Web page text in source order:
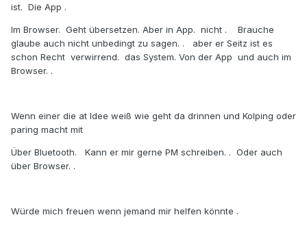
ist. Die App .
Im Browser. Geht übersetzen. Aber in App. nicht . Brauche
glaube auch nicht unbedingt zu sagen. . aber er Seitz ist es
schon Recht verwirrend. das System. Von der App und auch im
Browser. .
Wenn einer die at Idee weiß wie geht da drinnen und Kolping oder
paring macht mit
Über Bluetooth. Kann er mir gerne PM schreiben. . Oder auch
über Browser. .
Würde mich freuen wenn jemand mir helfen könnte .